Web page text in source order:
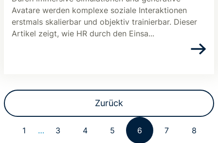
Avatare werden komplexe soziale Interaktionen
erstmals skalierbar und objektiv trainierbar. Dieser
Artikel zeigt, wie HR durch den Einsa...
Zurück
1 … 3 4 5 6 7 8